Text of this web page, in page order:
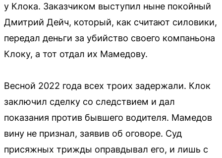
у Клока. Заказчиком выступил ныне покойный
Дмитрий Дейч, который, как считают силовики,
передал деньги за убийство своего компаньона
Клоку, а тот отдал их Мамедову.
Весной 2022 года всех троих задержали. Клок
заключил сделку со следствием и дал
показания против бывшего водителя. Мамедов
вину не признал, заявив об оговоре. Суд
присяжных трижды оправдывал его, и лишь с